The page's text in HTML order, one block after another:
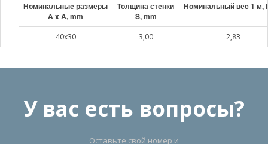
Номинальные размеры
A x A, mm
Толщина стенки
S, mm
Номинальный веc 1 м,
40x30 3,00 2,83
У вас есть вопросы?
Оставьте свой номер и